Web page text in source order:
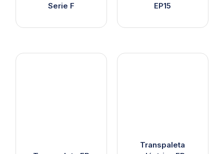
Serie F
EP15
Transpaleta